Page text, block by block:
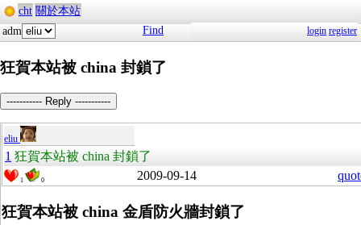
cht 關於本站
adm
Find login register
狂賀本站被 china 封鎖了
----------- Reply -----------
eliu
1 狂賀本站被 china 封鎖了
1 0 2009-09-14
狂賀本站被 china 金盾防火牆封鎖了